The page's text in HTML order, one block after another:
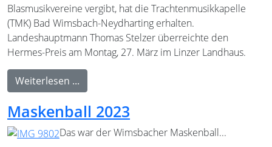
Blasmusikvereine vergibt, hat die Trachtenmusikkapelle
(TMK) Bad Wimsbach-Neydharting erhalten.
Landeshauptmann Thomas Stelzer überreichte den
Hermes-Preis am Montag, 27. März im Linzer Landhaus.
Weiterlesen ...
Maskenball 2023
Das war der Wimsbacher Maskenball...